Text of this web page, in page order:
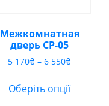
Межкомнатная
дверь CP-05
5 170₴ – 6 550₴
від
Оберіть опції